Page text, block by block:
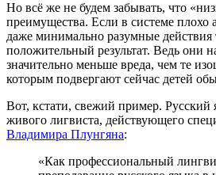
Но всё же не будем забывать, что
преимущества. Если в системе плохо
даже минимально разумные
положительный результат. Ведь они
значительно меньше вреда, чем те
которым подвергают сейчас детей
Вот, кстати, свежий пример.
живого лигвиста, действующего
Владимира Плунгяна:
«Как профессиональный